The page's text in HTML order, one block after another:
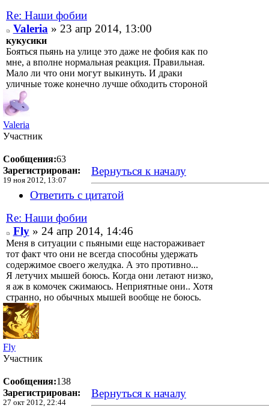
Re: Наши фобии
Valeria» 23 апр 2014, 13:00
кукусики
Бояться пьянь на улице это даже не фобия как по
мне, а вполне нормальная реакция. Правильная.
Мало ли что они могут выкинуть. И драки
уличные тоже конечно лучше обходить стороной
Valeria
Участник
Сообщения:63
Зарегистрирован:
19 ноя 2012, 13:07
Вернуться к началу
Ответить с цитатой
Re: Наши фобии
Fly» 24 апр 2014, 14:46
Меня в ситуации с пьяными еще настораживает
тот факт что они не всегда способны удержать
содержимое своего желудка. А это противно...
Я летучих мышей боюсь. Когда они летают низко,
я аж в комочек сжимаюсь. Неприятные они.. Хотя
странно, но обычных мышей вообще не боюсь.
Fly
Участник
Сообщения:138
Зарегистрирован:
27 окт 2012, 22:44
Вернуться к началу